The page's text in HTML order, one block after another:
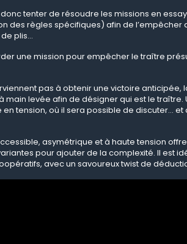
tenter de résoudre les missions en
des règles spécifiques) afin de l’empêcher
plis…
une mission pour empêcher le traître
pas à obtenir une victoire anticipée,
main levée afin de désigner qui est le traître.
tension, où il sera possible de discuter… et
asymétrique et à haute tension
pour ajouter de la complexité. Il est
avec un savoureux twist de